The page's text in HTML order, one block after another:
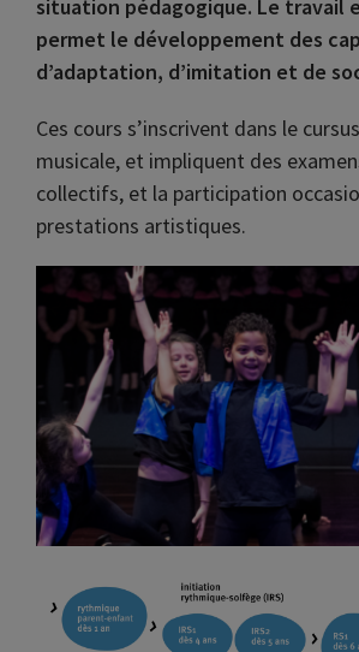
situation pédagogique. Le travail
permet le développement des
d’adaptation, d’imitation et de
Ces cours s’inscrivent dans le
musicale, et impliquent des
collectifs, et la participation
prestations artistiques.